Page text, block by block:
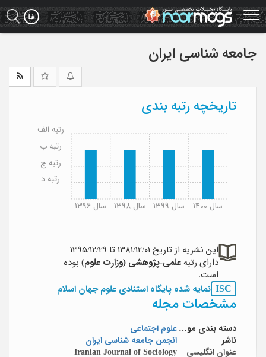
Skip
to
main
جامعه شناسی ایران
تاریخچه رتبه بندی
سال 1396 سال 1398 سال 1399 سال 1400
رتبه د
رتبه ج
رتبه ب
رتبه الف
این نشریه از تاریخ 1381/12/01 تا 1395/12/29
دارای رتبه علمی-پژوهشی (وزارت علوم) بوده
است.
ISC نمایه شده پایگاه استنادی علوم جهان اسلام
مشخصات مجله
دسته بندی موضوعیعلوم اجتماعی
ناشر
انجمن جامعه شناسی ایران
عنوان انگلیسی
Iranian Journal of Sociology